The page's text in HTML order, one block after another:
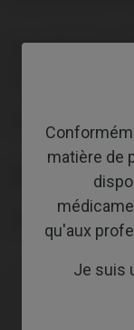
matière de
qu'aux
Je suis
PILIER DE
AVEC
PLATE-FORME